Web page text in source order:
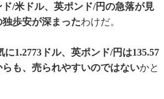
ド/米ドル、英ポンド/円の急落が見
歩安が深まったわけだ。
1.2773ドル、英ポンド/円は135.57
も、売られやすいのではないかと